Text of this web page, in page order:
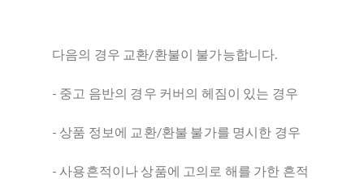
다음의 경우 교환/환불이 불가능합니다.
- 중고 음반의 경우 커버의 헤짐이 있는 경우
- 상품 정보에 교환/환불 불가를 명시한 경우
- 사용흔적이나 상품에 고의로 해를 가한 흔적